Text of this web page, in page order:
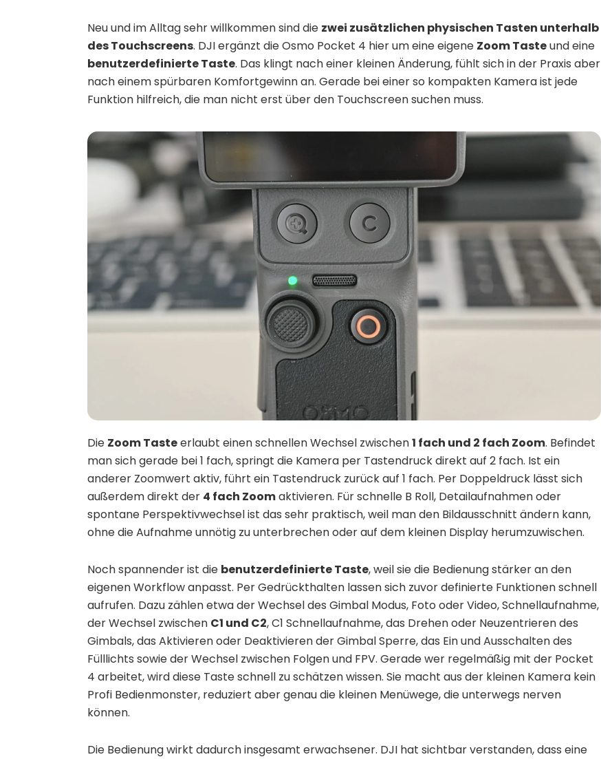
Neu und im Alltag sehr willkommen sind die zwei zusätzlichen physischen Tasten unterhalb
des Touchscreens. DJI ergänzt die Osmo Pocket 4 hier um eine eigene Zoom Tasteund eine
benutzerdefinierte Taste. Das klingt nach einer kleinen Änderung, fühlt sich in der Praxis aber
nach einem spürbaren Komfortgewinn an. Gerade bei einer so kompakten Kamera ist jede
Funktion hilfreich, die man nicht erst über den Touchscreen suchen muss.
Die Zoom Tasteerlaubt einen schnellen Wechsel zwischen1 fach und 2 fach Zoom. Befindet
man sich gerade bei 1 fach, springt die Kamera per Tastendruck direkt auf 2 fach. Ist ein
anderer Zoomwert aktiv, führt ein Tastendruck zurück auf 1 fach. Per Doppeldruck lässt sich
außerdem direkt der 4 fach Zoomaktivieren. Für schnelle B Roll, Detailaufnahmen oder
spontane Perspektivwechsel ist das sehr praktisch, weil man den Bildausschnitt ändern kann,
ohne die Aufnahme unnötig zu unterbrechen oder auf dem kleinen Display herumzuwischen.
Noch spannender ist die benutzerdefinierte Taste, weil sie die Bedienung stärker an den
eigenen Workflow anpasst. Per Gedrückthalten lassen sich zuvor definierte Funktionen schnell
aufrufen. Dazu zählen etwa der Wechsel des Gimbal Modus, Foto oder Video, Schnellaufnahme,
der Wechsel zwischen C1 und C2, C1 Schnellaufnahme, das Drehen oder Neuzentrieren des
Gimbals, das Aktivieren oder Deaktivieren der Gimbal Sperre, das Ein und Ausschalten des
Fülllichts sowie der Wechsel zwischen Folgen und FPV. Gerade wer regelmäßig mit der Pocket
4 arbeitet, wird diese Taste schnell zu schätzen wissen. Sie macht aus der kleinen Kamera kein
Profi Bedienmonster, reduziert aber genau die kleinen Menüwege, die unterwegs nerven
können.
Die Bedienung wirkt dadurch insgesamt erwachsener. DJI hat sichtbar verstanden, dass eine